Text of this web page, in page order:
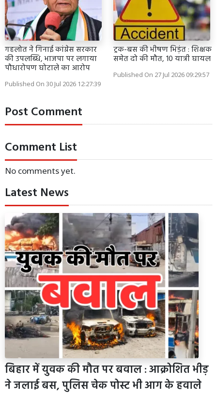
गहलोत ने गिनाई कांग्रेस सरकार
की उपलब्धि, भाजपा पर लगाया
पौधारोपण घोटाले का आरोप
Published On 30 Jul 2026 12:27:39
ट्रक-बस की भीषण भिड़ंत : शिक्षक
समेत दो की मौत, 10 यात्री घायल
Published On 27 Jul 2026 09:29:57
Post Comment
Comment List
No comments yet.
Latest News
बिहार में युवक की मौत पर बवाल : आक्रोशित भीड़
ने जलाई बस, पुलिस चेक पोस्ट भी आग के हवाले